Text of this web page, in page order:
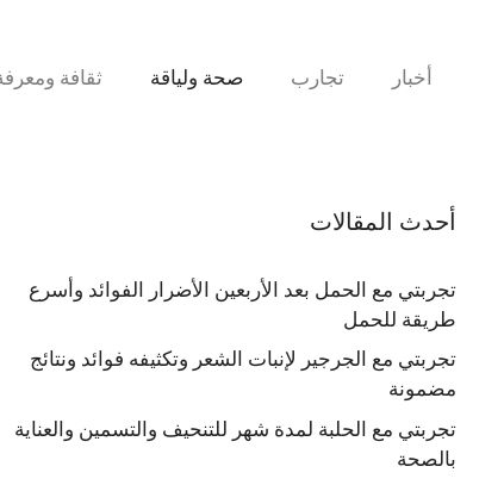
أخبار تجارب صحة ولياقة ثقافة
أحدث المقالات
تجربتي مع الحمل بعد الأربعين الأضرار الفوائد وأسرع
طريقة للحمل
تجربتي مع الجرجير لإنبات الشعر وتكثيفه فوائد ونتائج
مضمونة
تجربتي مع الحلبة لمدة شهر للتنحيف والتسمين والعناية
بالصحة